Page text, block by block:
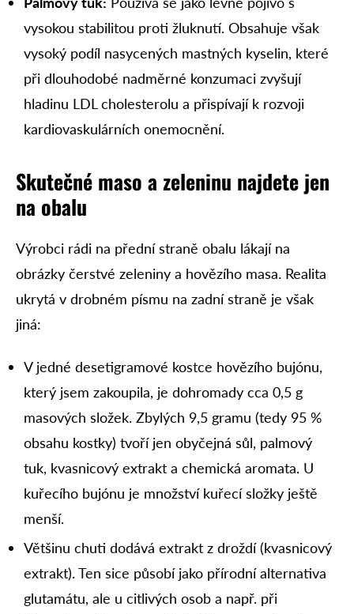
vysokou stabilitou proti žluknutí. Obsahuje však
vysoký podíl nasycených mastných kyselin, které
při dlouhodobé nadměrné konzumaci zvyšují
hladinu LDL cholesterolu a přispívají k rozvoji
kardiovaskulárních onemocnění.
Skutečné maso a zeleninu najdete jen
na obalu
Výrobci rádi na přední straně obalu lákají na
obrázky čerstvé zeleniny a hovězího masa. Realita
ukrytá v drobném písmu na zadní straně je však
jiná:
V jedné desetigramové kostce hovězího bujónu,
který jsem zakoupila, je dohromady cca 0,5 g
masových složek. Zbylých 9,5 gramu (tedy 95 %
obsahu kostky) tvoří jen obyčejná sůl, palmový
tuk, kvasnicový extrakt a chemická aromata. U
kuřecího bujónu je množství kuřecí složky ještě
menší.
Většinu chuti dodává extrakt z droždí (kvasnicový
extrakt). Ten sice působí jako přírodní alternativa
glutamátu, ale u citlivých osob a např. při